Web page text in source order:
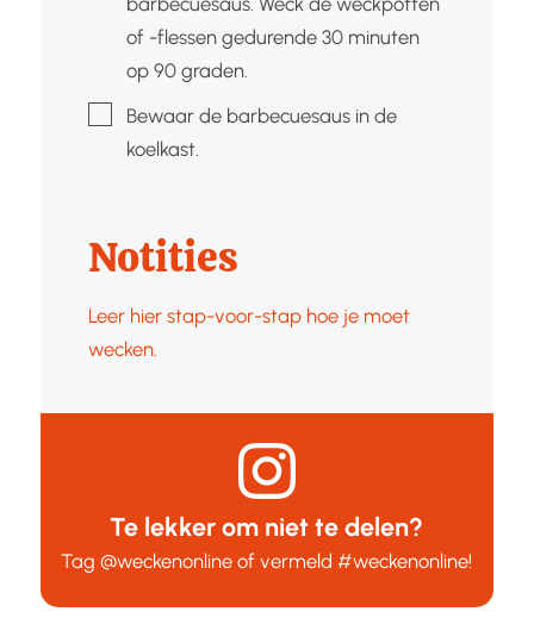
of -flessen gedurende 30 minuten
op 90 graden.
▢Bewaar de barbecuesaus in de
koelkast.
Notities
Leer hier stap-voor-stap hoe je moet
wecken.
Te lekker om niet te delen?
Tag@weckenonline of vermeld#weckenonline!